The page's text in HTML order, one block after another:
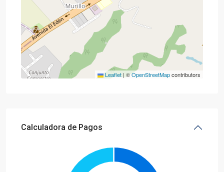
Leaflet | ©OpenStreetMapcontributors
Calculadora de Pagos